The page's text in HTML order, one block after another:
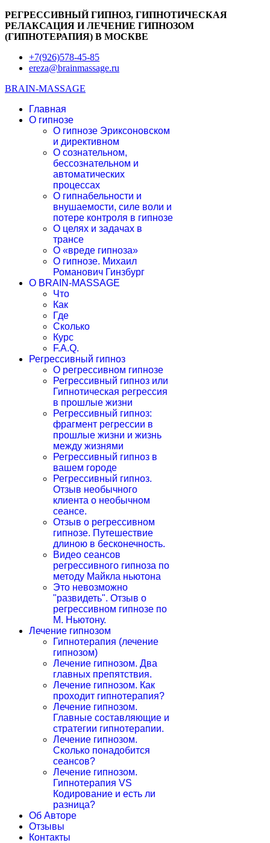
РЕГРЕССИВНЫЙ ГИПНОЗ, ГИПНОТИЧЕСКАЯ
РЕЛАКСАЦИЯ И ЛЕЧЕНИЕ ГИПНОЗОМ
(ГИПНОТЕРАПИЯ) В МОСКВЕ
+7(926)578-45-85
ereza@brainmassage.ru
BRAIN-MASSAGE
Главная
О гипнозе
О гипнозе Эриксоновском
и директивном
О сознательном,
бессознательном и
автоматических
процессах
О гипнабельности и
внушаемости, силе воли и
потере контроля в гипнозе
О целях и задачах в
трансе
О «вреде гипноза»
О гипнозе. Михаил
Романович Гинзбург
О BRAIN-MASSAGE
Что
Как
Где
Сколько
Курс
F.A.Q.
Регрессивный гипноз
О регрессивном гипнозе
Регрессивный гипноз или
Гипнотическая регрессия
в прошлые жизни
Регрессивный гипноз:
фрагмент регрессии в
прошлые жизни и жизнь
между жизнями
Регрессивный гипноз в
вашем городе
Регрессивный гипноз.
Отзыв необычного
клиента о необычном
сеансе.
Отзыв о регрессивном
гипнозе. Путешествие
длиною в бесконечность.
Видео сеансов
регрессивного гипноза по
методу Майкла ньютона
Это невозможно
"развидеть". Отзыв о
регрессивном гипнозе по
М. Ньютону.
Лечение гипнозом
Гипнотерапия (лечение
гипнозом)
Лечение гипнозом. Два
главных препятствия.
Лечение гипнозом. Как
проходит гипнотерапия?
Лечение гипнозом.
Главные составляющие и
стратегии гипнотерапии.
Лечение гипнозом.
Сколько понадобится
сеансов?
Лечение гипнозом.
Гипнотерапия VS
Кодирование и есть ли
разница?
Об Авторе
Отзывы
Контакты